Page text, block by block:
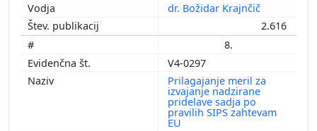
dr. Božidar Krajnčič
2.616
8.
V4-0297
Prilagajanje meril za
izvajanje nadzirane
pridelave sadja po
pravilih SIPS zahtevam
EU